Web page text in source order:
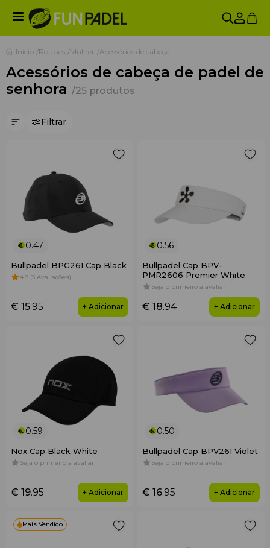
Início Roupas Mulher Acessórios de cabeça
Acessórios de cabeça de padel de
senhora /25 produtos
Filtrar
0.47
Bullpadel BPG261 Cap Black
4.8 (5 Avaliações)
€ 15.95 + Adicionar
0.56
Bullpadel Cap BPV-
PMR2606 Premier White
Seja o primeiro a avaliar
€ 18.94 + Adicionar
0.59
Nox Cap Black White
Seja o primeiro a avaliar
€ 19.95 + Adicionar
0.50
Bullpadel Cap BPV261 Violet
Seja o primeiro a avaliar
€ 16.95 + Adicionar
Mais Vendido